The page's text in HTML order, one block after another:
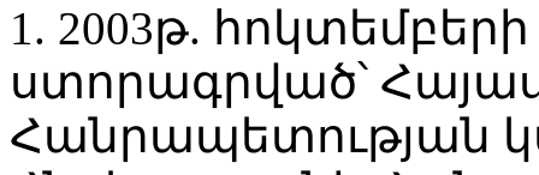
1. 2003թ. հոկտեմբերի
ստորագրված՝
Հանրապետության